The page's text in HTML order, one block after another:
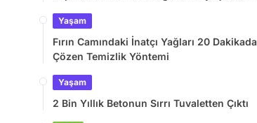
Yaşam
Fırın Camındaki İnatçı Yağları 20 Dakikada
Çözen Temizlik Yöntemi
Yaşam
2 Bin Yıllık Betonun Sırrı Tuvaletten Çıktı